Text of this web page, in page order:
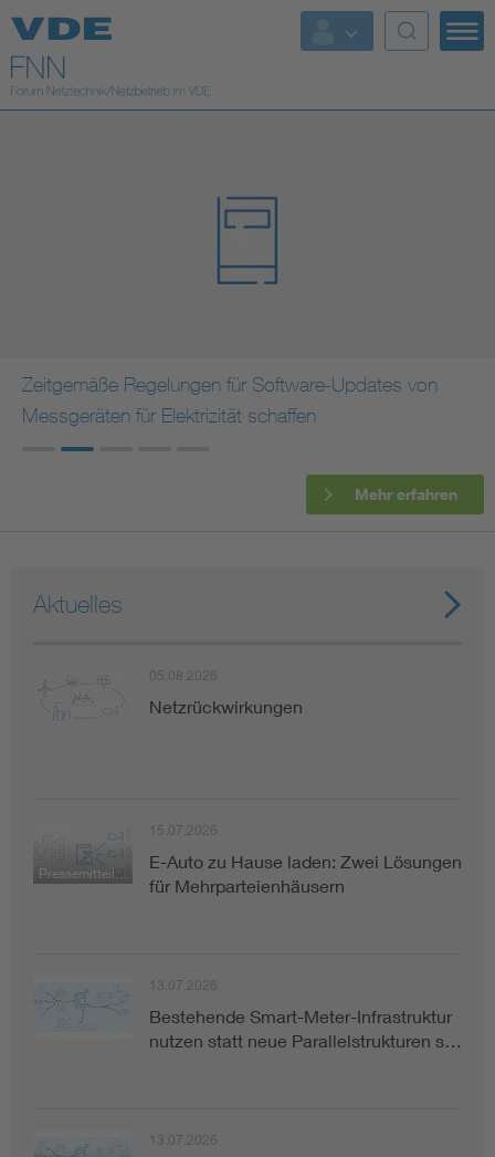
Top Themen
Fokusthemen
Standards
Digitalisierung und Metering
Regelsetzung
Zeitgemäße Regelungen für Software-Updates von
Messgeräten für Elektrizität schaffen
Mehr erfahren
Aktuelles
05.08.2026
Netzrückwirkungen
Pressemitteilung
15.07.2026
E-Auto zu Hause laden: Zwei Lösungen
für Mehrparteienhäusern
13.07.2026
Bestehende Smart-Meter-Infrastruktur
nutzen statt neue Parallelstrukturen s…
13.07.2026